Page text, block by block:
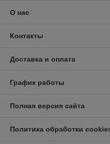
О нас
Контакты
Доставка и оплата
График работы
Полная версия сайта
Политика обработки